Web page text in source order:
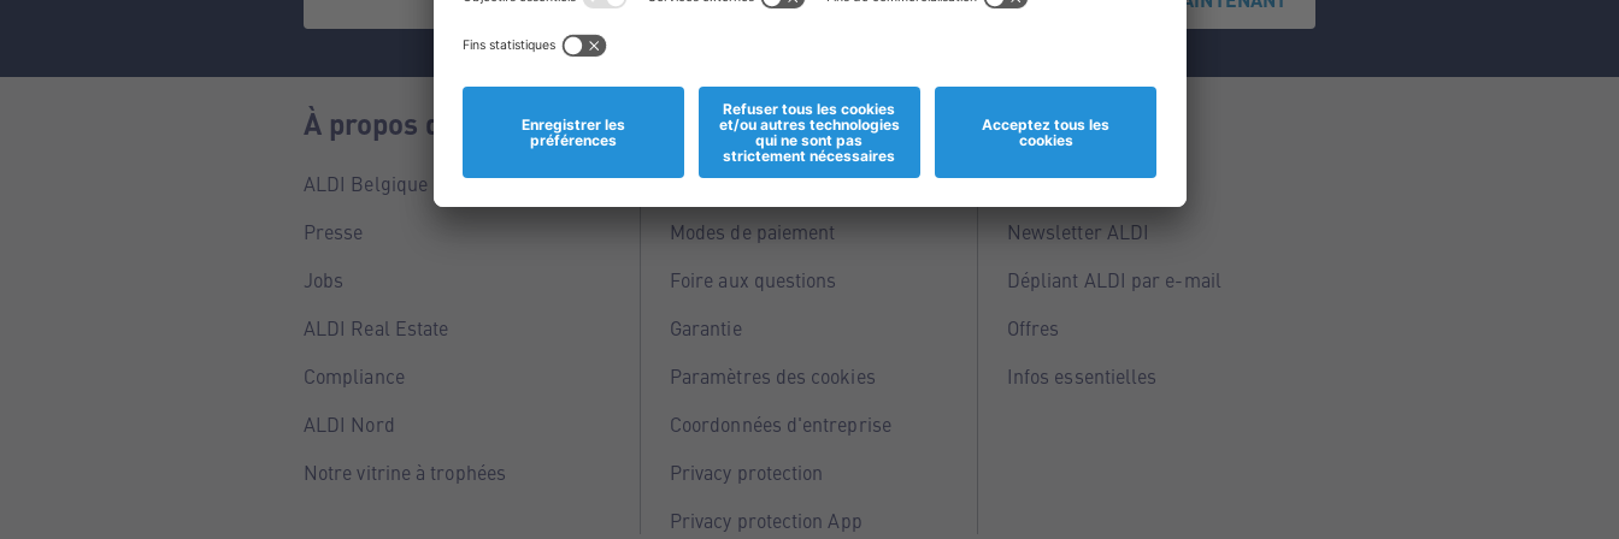
À propos de nous
ALDI Belgique
Presse
Jobs
ALDI Real Estate
Compliance
ALDI Nord
Notre vitrine à trophées
Informations
Magasins
Modes de paiement
Foire aux questions
Garantie
Paramètres des cookies
Coordonnées d'entreprise
Privacy protection
Privacy protection App
Service
Points ALDI
Newsletter ALDI
Dépliant ALDI par e-mail
Offres
Infos essentielles